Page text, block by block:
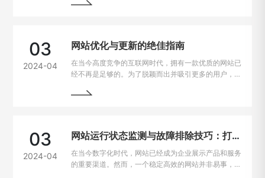
重要因素。一般来说，如果一个网站的加载速度过慢，
验，成为了每个网站主的重要课题。
03
2024-04
网站优化与更新的绝佳指南
在当今高度竞争的互联网时代，拥有一款优质的网站已
经不再是足够的。为了脱颖而出并吸引更多的用户，持
如何进行网站的持续优化与更新，以帮助您实现网站的
03
2024-04
网站运行状态监测与故障排除技巧：打造稳定高效的在线平台
在当今数字化时代，网站已经成为企业展示产品和服务
的重要渠道。然而，一个稳定高效的网站并非易事，因